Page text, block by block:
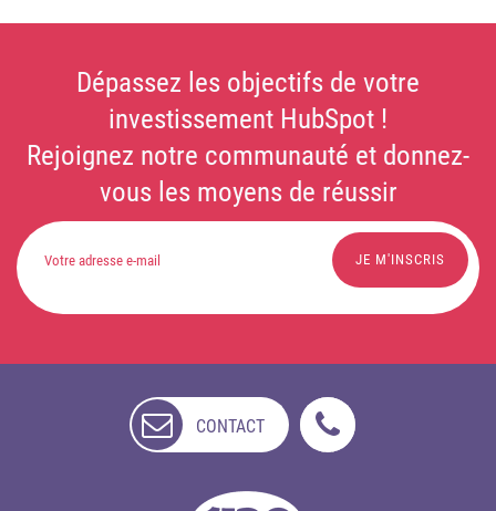
Dépassez les objectifs de votre
investissement HubSpot !
Rejoignez notre communauté et donnez-
vous les moyens de réussir
CONTACT
DISPONIBLE